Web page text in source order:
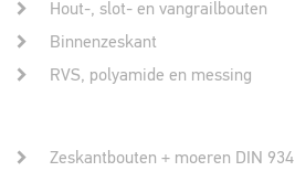
Hout-, slot- en vangrailbouten
Binnenzeskant
RVS, polyamide en messing
Zeskantbouten + moeren DIN 934